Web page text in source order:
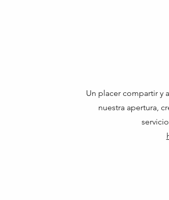
Un placer compartir y
nuestra apertura,